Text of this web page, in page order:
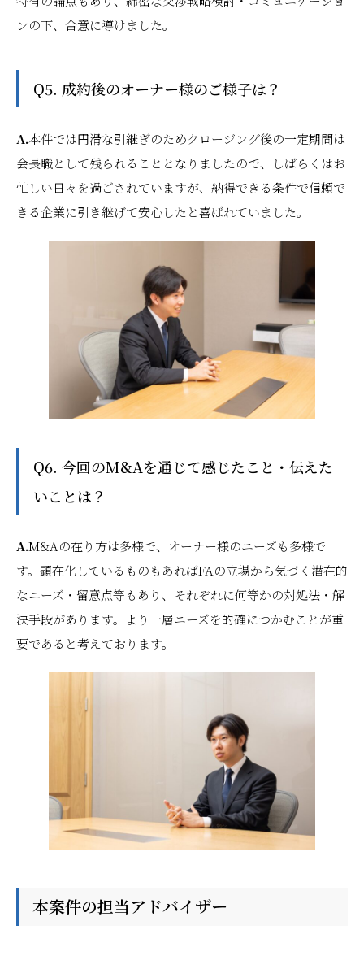
ンの下、合意に導けました。
Q5. 成約後のオーナー様のご様子は？
A.本件では円滑な引継ぎのためクロージング後の一定期間は
会長職として残られることとなりましたので、しばらくはお
忙しい日々を過ごされていますが、納得できる条件で信頼で
きる企業に引き継げて安心したと喜ばれていました。
Q6. 今回のM&Aを通じて感じたこと・伝えた
いことは？
A.M&Aの在り方は多様で、オーナー様のニーズも多様で
す。顕在化しているものもあればFAの立場から気づく潜在的
なニーズ・留意点等もあり、それぞれに何等かの対処法・解
決手段があります。より一層ニーズを的確につかむことが重
要であると考えております。
本案件の担当アドバイザー